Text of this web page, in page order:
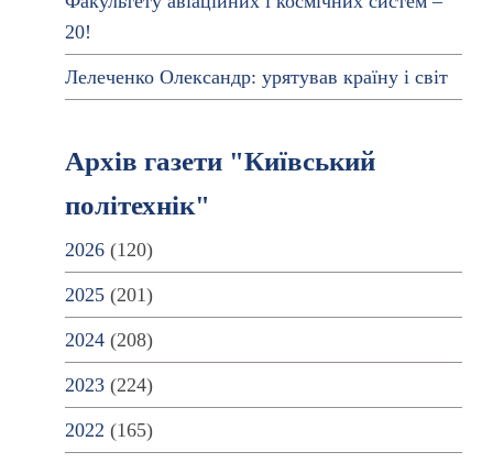
20!
Лелеченко Олександр: урятував країну і світ
Архів газети "Київський
політехнік"
2026(120)
2025(201)
2024(208)
2023(224)
2022 (165)